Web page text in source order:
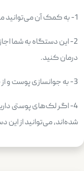
1- به کمک آن می‌توانید منافذ باز پوستی خود را درمان کنید.
2- این دستگاه به شما
درمان کنید.
3- به جوانسازی پوست و از بین بردن جای جوش کمک شایانی می‌کند.
4- اگر لک‌های پوستی
شده‌اند، می‌توانید از